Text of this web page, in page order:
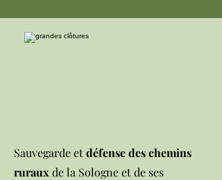
Sauvegarde etdéfense des chemins
ruraux de la Sologne et de ses